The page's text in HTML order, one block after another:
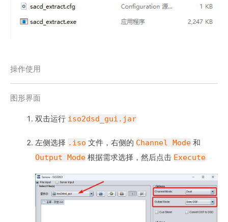
操作使用
图形界面
双击运行 iso2dsd_gui.jar
左侧选择 .iso 文件，右侧的 Channel Mode和
Output Mode根据需求选择，然后点击 Execute